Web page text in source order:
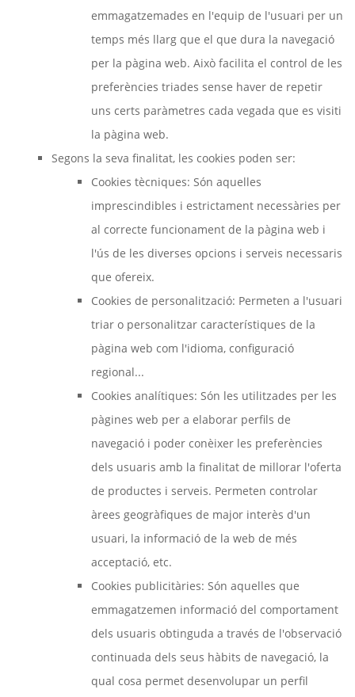
emmagatzemades en l'equip de l'usuari per un
temps més llarg que el que dura la navegació
per la pàgina web. Això facilita el control de les
preferències triades sense haver de repetir
uns certs paràmetres cada vegada que es visiti
la pàgina web.
Segons la seva finalitat, les cookies poden ser:
Cookies tècniques: Són aquelles
imprescindibles i estrictament necessàries per
al correcte funcionament de la pàgina web i
l'ús de les diverses opcions i serveis necessaris
que ofereix.
Cookies de personalització: Permeten a l'usuari
triar o personalitzar característiques de la
pàgina web com l'idioma, configuració
regional...
Cookies analítiques: Són les utilitzades per les
pàgines web per a elaborar perfils de
navegació i poder conèixer les preferències
dels usuaris amb la finalitat de millorar l'oferta
de productes i serveis. Permeten controlar
àrees geogràfiques de major interès d'un
usuari, la informació de la web de més
acceptació, etc.
Cookies publicitàries: Són aquelles que
emmagatzemen informació del comportament
dels usuaris obtinguda a través de l'observació
continuada dels seus hàbits de navegació, la
qual cosa permet desenvolupar un perfil